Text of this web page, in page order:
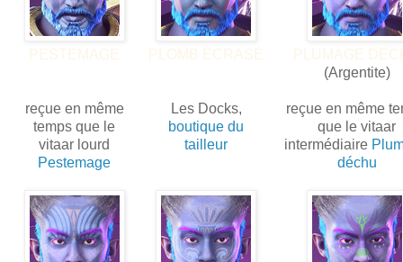
PESTEMAGE
reçue en même
temps que le
vitaar lourd
Pestemage
PLOMB ÉCRASÉ
Les Docks,
boutique du
tailleur
PLUMAGE
(Argentite)
reçue en même
que le vitaar
intermédiaire
déchu